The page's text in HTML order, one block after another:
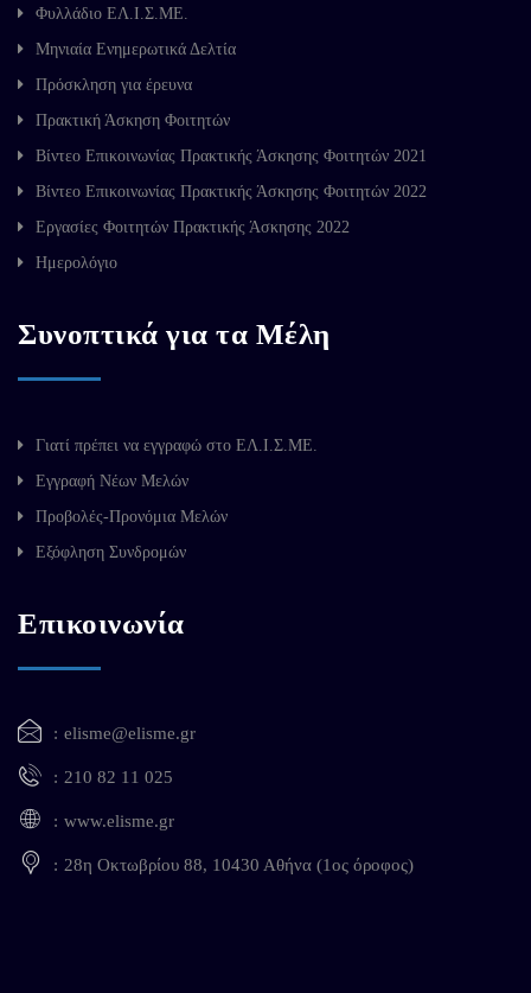
Φυλλάδιο ΕΛ.Ι.Σ.ΜΕ.
Μηνιαία Ενημερωτικά Δελτία
Πρόσκληση για έρευνα
Πρακτική Άσκηση Φοιτητών
Βίντεο Επικοινωνίας Πρακτικής Άσκησης Φοιτητών 2021
Βίντεο Επικοινωνίας Πρακτικής Άσκησης Φοιτητών 2022
Εργασίες Φοιτητών Πρακτικής Άσκησης 2022
Ημερολόγιο
Συνοπτικά για τα Μέλη
Γιατί πρέπει να εγγραφώ στο ΕΛ.Ι.Σ.ΜΕ.
Εγγραφή Νέων Μελών
Προβολές-Προνόμια Μελών
Εξόφληση Συνδρομών
Επικοινωνία
elisme@elisme.gr
210 82 11 025
www.elisme.gr
28η Οκτωβρίου 88, 10430 Αθήνα (1ος όροφος)